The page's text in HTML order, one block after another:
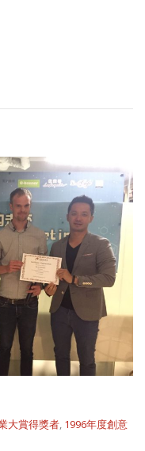
大賞得獎者, 1996年度創意